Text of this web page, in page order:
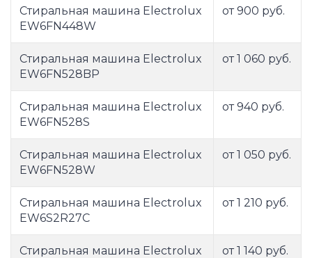
Стиральная машина Electrolux
EW6FN448W
от 900 руб.
Стиральная машина Electrolux
EW6FN528BP
от 1 060 руб.
Стиральная машина Electrolux
EW6FN528S
от 940 руб.
Стиральная машина Electrolux
EW6FN528W
от 1 050 руб.
Стиральная машина Electrolux
EW6S2R27C
от 1 210 руб.
Стиральная машина Electrolux
от 1 140 руб.